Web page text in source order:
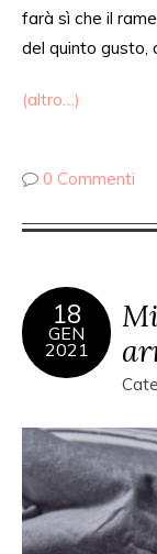
farà sì che il
del quinto gusto,
(altro…)
0 Commenti
18
GEN
2021